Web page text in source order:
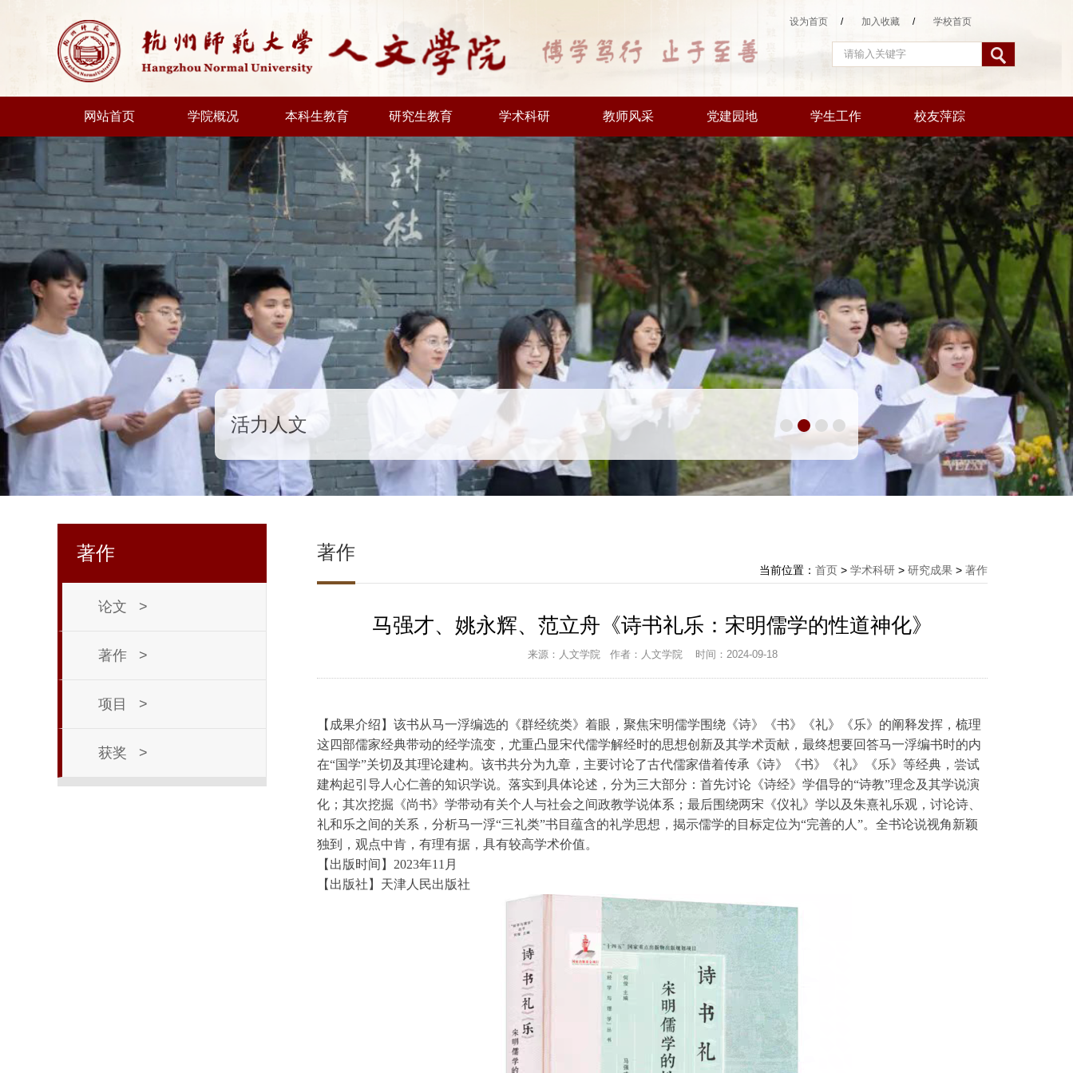
设为首页 / 加入收藏 / 学校首页
网站首页 学院概况 本科生教育 研究生教育 学术科研 教师风采 党建园地 学生工作 校友萍踪
活力人文
当前位置： 首页 > 学术科研 > 研究成果 > 著作
著作
马强才、姚永辉、范立舟《诗书礼乐：宋明儒学的性道神化》
来源：人文学院 作者：人文学院 时间：2024-09-18
【成果介绍】 该书从马一浮编选的《群经统类》着眼，聚焦宋明儒学围绕《诗》《书》《礼》《乐》的阐释发挥，梳理
这四部儒家经典带动的经学流变，尤重凸显宋代儒学解经时的思想创新及其学术贡献，最终想要回答马一浮编书时的内
在“国学”关切及其理论建构。该书共分为九章，主要讨论了古代儒家借着传承《诗》《书》《礼》《乐》等经典，尝试
建构起引导人心仁善的知识学说。落实到具体论述，分为三大部分：首先讨论《诗经》学倡导的“诗教”理念及其学说演
化；其次挖掘《尚书》学带动有关个人与社会之间政教学说体系；最后围绕两宋《仪礼》学以及朱熹礼乐观，讨论诗、
礼和乐之间的关系，分析马一浮“三礼类”书目蕴含的礼学思想，揭示儒学的目标定位为“完善的人”。全书论说视角新颖
独到，观点中肯，有理有据，具有较高学术价值。
【出版时间】 2023年11月
【出版社】天津人民出版社
著作
论文 >
著作 >
项目 >
获奖 >